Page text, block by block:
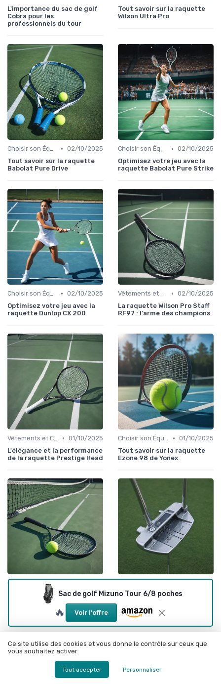
L'importance du sac de golf
Cobra pour les
professionnels du tour
Tout savoir sur la raquette
Wilson Ultra Pro
Choisir son Équipement Sportif • 02/10/2025
Tout savoir sur la raquette
Babolat Pure Drive
Choisir son Équipement Sportif • 02/10/2025
Optimisez votre jeu avec la
raquette Babolat Pure Strike
Choisir son Équipement Sportif • 02/10/2025
Optimisez votre jeu avec la
raquette Dunlop CX 200
Vêtements et Chaussures de Sport • 02/10/2025
La raquette Wilson Pro Staff
RF97 : l'arme des champions
Vêtements et Chaussures de Sport • 01/10/2025
L'élégance et la performance
de la raquette Prestige Head
Choisir son Équipement Sportif • 01/10/2025
Tout savoir sur la raquette
Ezone 98 de Yonex
•
Tout savoir sur la raquette
Blade 98 de Wilson
•
01/10/2025
Le charme du putter Scotty
Titleist
Sac de golf Mizuno Tour 6/8 poches
🔥 Voir l'offre
Ce site utilise des cookies et vous donne le contrôle sur ceux que
vous souhaitez activer
Tout accepter Personnaliser